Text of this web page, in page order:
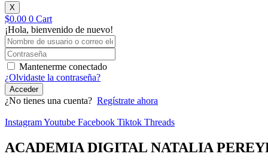
X
$0.00 0 Cart
¡Hola, bienvenido de nuevo!
Mantenerme conectado
¿Olvidaste la contraseña?
Acceder
¿No tienes una cuenta? Regístrate ahora
InstagramYoutube Facebook Tiktok Threads
ACADEMIA DIGITAL NATALIA